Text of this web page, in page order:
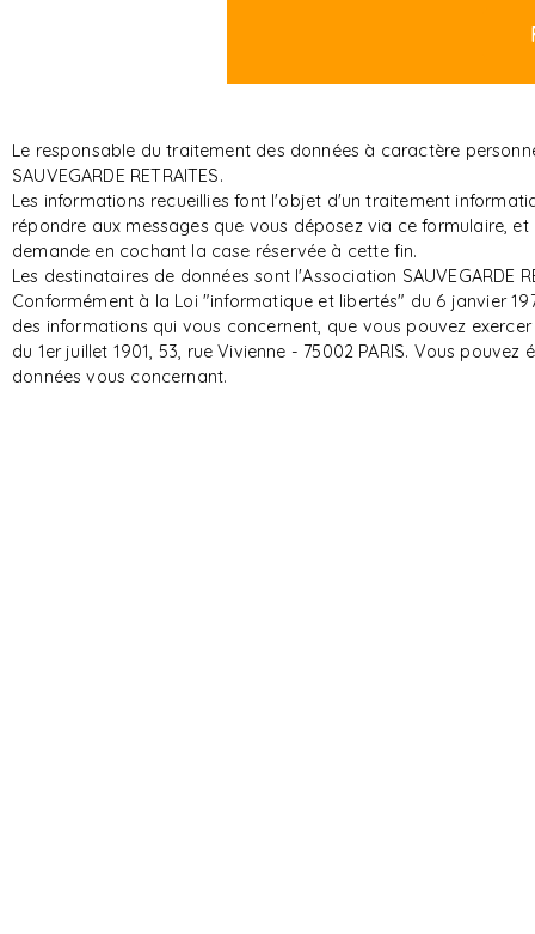
Le responsable du traitement des données à caractère
SAUVEGARDE RETRAITES.
Les informations recueillies font l'objet d'un traitement
répondre aux messages que vous déposez via ce formulaire,
demande en cochant la case réservée à cette fin.
Les destinataires de données sont l'Association SAUVEGARDE
Conformément à la Loi "informatique et libertés" du 6 janvier
des informations qui vous concernent, que vous pouvez
du 1er juillet 1901, 53, rue Vivienne - 75002 PARIS. Vous
données vous concernant.